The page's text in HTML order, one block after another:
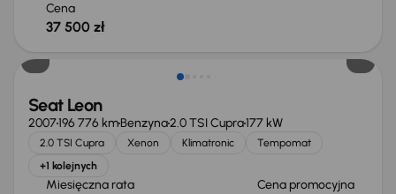
Cena
37 500 zł
Taniej o 500 zł
Seat Leon
2007196 776 kmBenzyna2.0 TSI Cupra177 kW
2.0 TSI Cupra Xenon Klimatronic
Tempomat
+1 kolejnych
Miesięczna rata Cena promocyjna